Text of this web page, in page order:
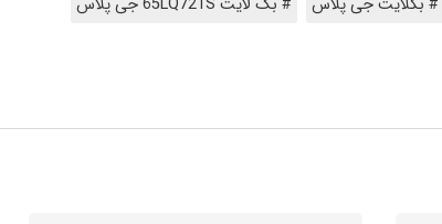
# بکلایت جی پلاس
# بک لایت 65LQ721S جی پلاس